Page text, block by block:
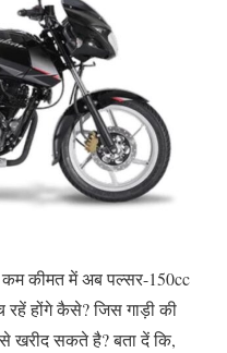
कीमत में अब पल्सर-150cc
होंगे कैसे? जिस गाड़ी की
खरीद सकते है? बता दें कि,